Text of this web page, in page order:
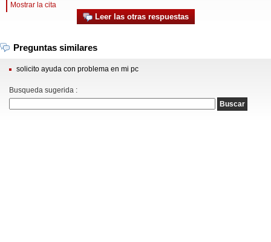
Mostrar la cita
Leer las otras respuestas
Preguntas similares
solicito ayuda con problema en mi pc
Busqueda sugerida :